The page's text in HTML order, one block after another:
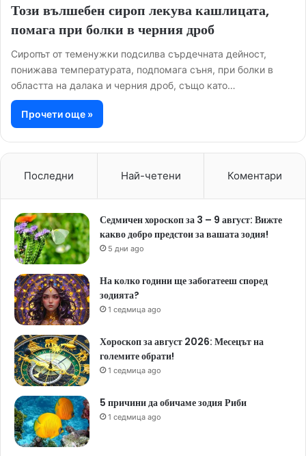
Този вълшебен сироп лекува кашлицата,
помага при болки в черния дроб
Сиропът от теменужки подсилва сърдечната дейност,
понижава температурата, подпомага съня, при болки в
областта на далака и черния дроб, също като…
Прочети още »
Последни Най-четени Коментари
Седмичен хороскоп за 3 – 9 август: Вижте
какво добро предстои за вашата зодия!
5 дни ago
На колко години ще забогатееш според
зодията?
1 седмица ago
Хороскоп за август 2026: Месецът на
големите обрати!
1 седмица ago
5 причини да обичаме зодия Риби
1 седмица ago